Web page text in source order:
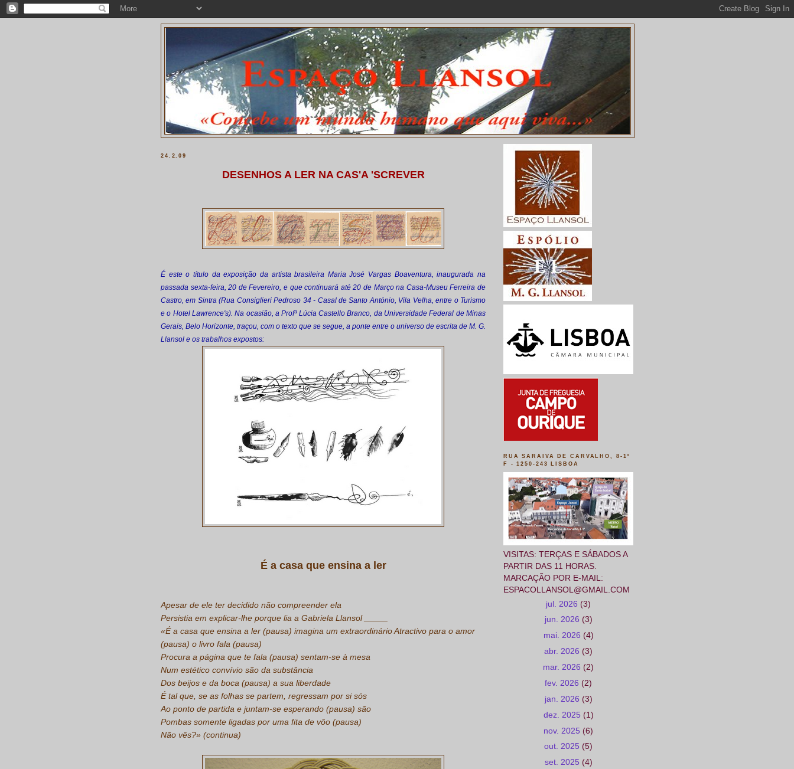
24.2.09
DESENHOS A LER NA CAS'A 'SCREVER
É este o título da exposição da artista brasileira Maria José Vargas Boaventura, inaugurada na
passada sexta-feira, 20 de Fevereiro, e que continuará até 20 de Março na Casa-Museu Ferreira de
Castro, em Sintra (Rua Consiglieri Pedroso 34 - Casal de Santo António, Vila Velha, entre o Turismo
e o Hotel Lawrence's). Na ocasião, a Profª Lúcia Castello Branco, da Universidade Federal de Minas
Gerais, Belo Horizonte, traçou, com o texto que se segue, a ponte entre o universo de escrita de M. G.
Llansol e os trabalhos expostos:
É a casa que ensina a ler
Apesar de ele ter decidido não compreender ela
Persistia em explicar-lhe porque lia a Gabriela Llansol _____
«É a casa que ensina a ler (pausa) imagina um extraordinário Atractivo para o amor
(pausa) o livro fala (pausa)
Procura a página que te fala (pausa) sentam-se à mesa
Num estético convívio são da substância
Dos beijos e da boca (pausa) a sua liberdade
É tal que, se as folhas se partem, regressam por si sós
Ao ponto de partida e juntam-se esperando (pausa) são
Pombas somente ligadas por uma fita de vôo (pausa)
Não vês?» (continua)
RUA SARAIVA DE CARVALHO, 8-1º
F - 1250-243 LISBOA
VISITAS: TERÇAS E SÁBADOS A
PARTIR DAS 11 HORAS.
MARCAÇÃO POR E-MAIL:
ESPACOLLANSOL@GMAIL.COM
jul. 2026 (3)
jun. 2026 (3)
mai. 2026 (4)
abr. 2026 (3)
mar. 2026 (2)
fev. 2026 (2)
jan. 2026 (3)
dez. 2025 (1)
nov. 2025 (6)
out. 2025 (5)
set. 2025 (4)